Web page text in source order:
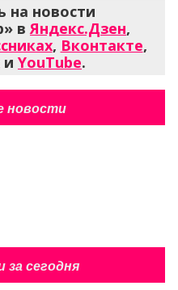
на новости
вЯндекс.Дзен,
, Вконтакте,
и YouTube.
новости
за сегодня